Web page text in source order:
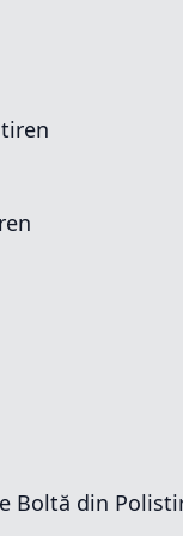
Cheie de Boltă/ Piatră de Boltă